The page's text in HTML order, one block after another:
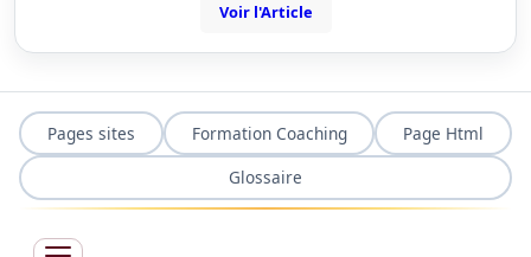
Voir l'Article
Pages sites Formation Coaching
Page Html
Glossaire